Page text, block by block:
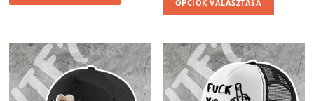
terméknek
variációja
van.
A
változatok
OPCIÓK VÁLASZTÁSA
variációja
van.
A